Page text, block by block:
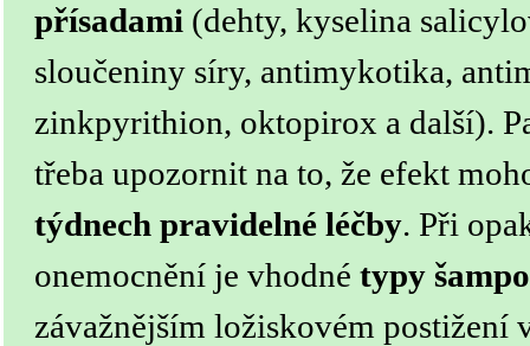
přísadami (dehty, kyselina
sloučeniny síry, antimykotika,
zinkpyrithion, oktopirox a další).
třeba upozornit na to, že efekt
týdnech pravidelné léčby. Při
onemocnění je vhodné typy
závažnějším ložiskovém postižení